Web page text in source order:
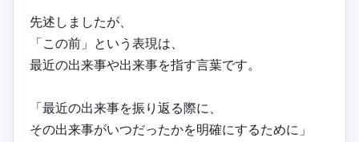
先述しましたが、
「この前」という表現は、
最近の出来事や出来事を指す言葉です。
「最近の出来事を振り返る際に、
その出来事がいつだったかを明確にするために」